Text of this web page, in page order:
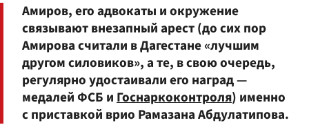
Амиров, его адвокаты и окружение
связывают внезапный арест (до сих пор
Амирова считали в Дагестане «лучшим
другом силовиков», а те, в свою очередь,
регулярно удостаивали его наград —
медалей ФСБ иГоснаркоконтроля) именно
с приставкой врио Рамазана Абдулатипова.